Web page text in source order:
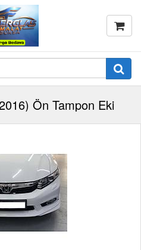
Ön Tampon Eki